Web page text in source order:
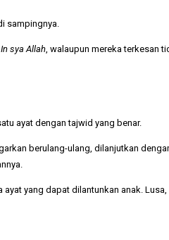
sampingnya.
In sya Allah , walaupun mereka terkesan
ayat dengan tajwid yang benar.
berulang-ulang, dilanjutkan
yang dapat dilantunkan anak.